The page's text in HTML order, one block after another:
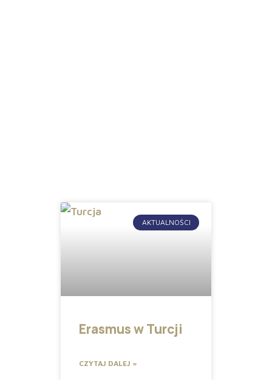
AKTUALNOŚCI
Erasmus w Turcji
CZYTAJ DALEJ »